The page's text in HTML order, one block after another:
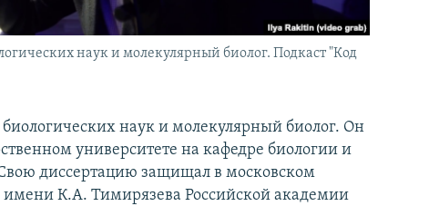
наук и молекулярный биолог. Подкаст "Код
биологических наук и молекулярный биолог. Он
университете на кафедре биологии и
диссертацию защищал в московском
имени К.А. Тимирязева Российской академии